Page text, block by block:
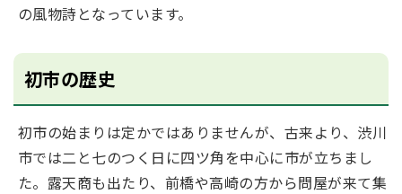
の風物詩となっています。
初市の歴史
初市の始まりは定かではありませんが、古来より、渋川
市では二と七のつく日に四ツ角を中心に市が立ちまし
た。露天商も出たり、前橋や高崎の方から問屋が来て集